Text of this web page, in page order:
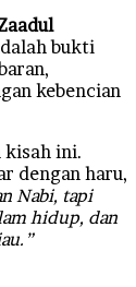
bukti
kebencian
kisah ini.
dengan haru,
Nabi, tapi
hidup, dan